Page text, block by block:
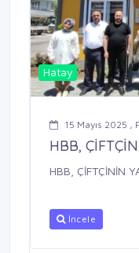
Hatay
15 Mayıs 2025 ,
HBB,
HBB, ÇİFTÇİNİN
İncele